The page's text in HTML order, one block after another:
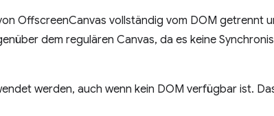
OffscreenCanvas vollständig vom DOM getrennt
dem regulären Canvas, da es keine
werden, auch wenn kein DOM verfügbar ist.